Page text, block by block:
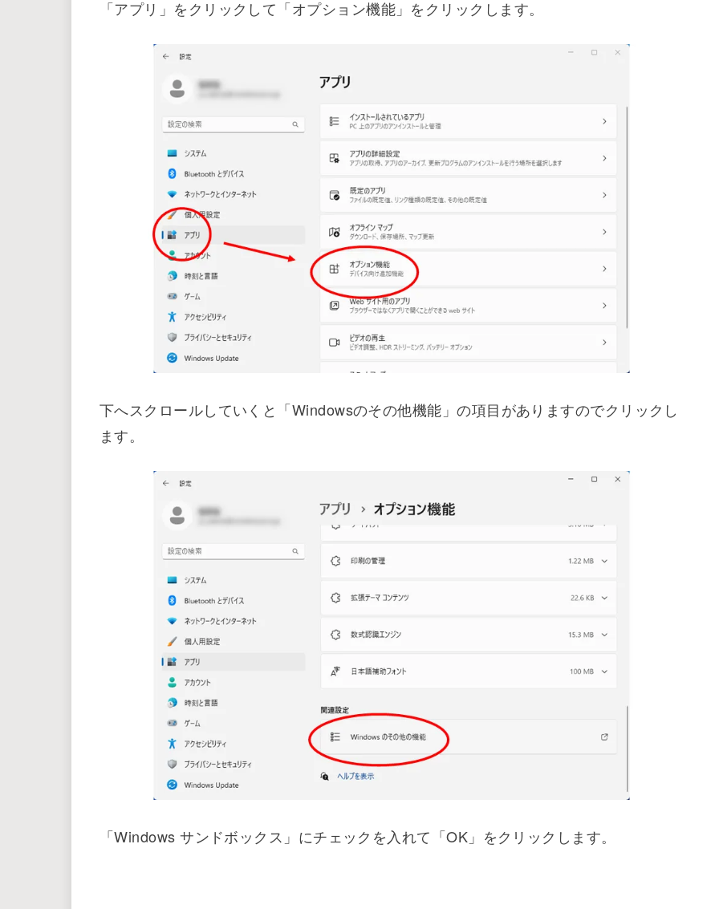
「アプリ」をクリックして「オプション機能」をクリックします。
下へスクロールしていくと「Windowsのその他機能」の項目がありますのでクリックし